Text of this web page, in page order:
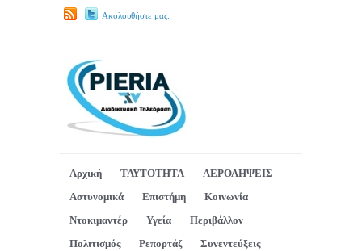
Ακολουθήστε μας.
Αρχική ΤΑΥΤΟΤΗΤΑ
ΑΕΡΟΛΗΨΕΙΣ
Αστυνομικά
Επιστήμη
Κοινωνία
Ντοκιμαντέρ
Υγεία
Περιβάλλον
Πολιτισμός
Ρεπορτάζ
Συνεντεύξεις